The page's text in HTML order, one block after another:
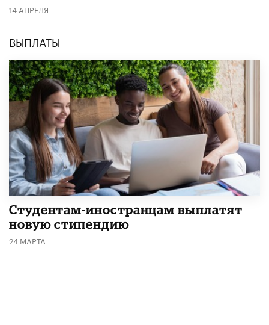
14 АПРЕЛЯ
ВЫПЛАТЫ
Студентам-иностранцам выплатят
новую стипендию
24 МАРТА